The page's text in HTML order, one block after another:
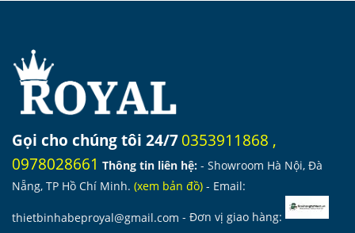
Gọi cho chúng tôi 24/70353911868 ,
0978028661 Thông tin liên hệ: - Showroom Hà Nội, Đà
Nẵng, TP Hồ Chí Minh. (xem bản đồ) - Email:
thietbinhabeproyal@gmail.com - Đơn vị giao hàng: